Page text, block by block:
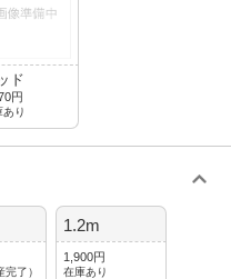
ド
円
あり
了）
1.2m
1,900円
在庫あり